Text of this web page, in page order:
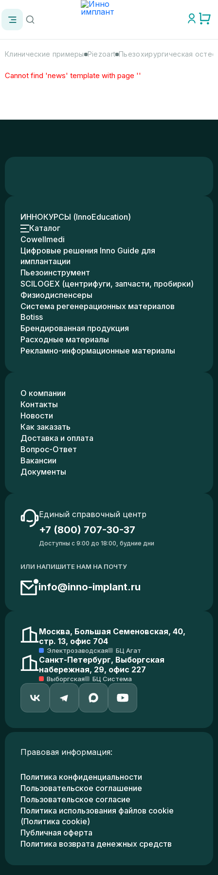
Клинические примеры Piezoart Пьезохирургическая
Cannot find 'news' template with page ''
ИННОКУРСЫ (InnoEducation)
Каталог
Cowellmedi
Цифровые решения Inno Guide для
имплантации
Пьезоинструмент
SCILOGEX (центрифуги, запчасти, пробирки)
Физиодиспенсеры
Система регенерационных материалов
Botiss
Брендированная продукция
Расходные материалы
Рекламно-информационные материалы
О компании
Контакты
Новости
Как заказать
Доставка и оплата
Вопрос-Ответ
Вакансии
Документы
Единый справочный центр
+7 (800) 707-30-37
Доступны с 9:00 до 18:00, будние дни
ИЛИ НАПИШИТЕ НАМ НА ПОЧТУ
info@inno-implant.ru
Москва, Большая Семеновская, 40,
стр. 13, офис 704
Электрозаводская БЦ Агат
Санкт-Петербург, Выборгская
набережная, 29, офис 227
Выборгская БЦ Система
Правовая информация:
Политика конфиденциальности
Пользовательское соглашение
Пользовательское согласие
Политика использования файлов cookie
(Политика cookie)
Публичная оферта
Политика возврата денежных средств